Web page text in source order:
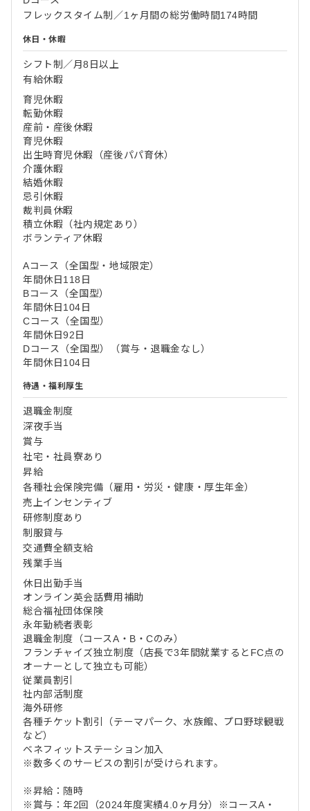
フレックスタイム制／1ヶ月間の総労働時間174時間
休日・休暇
シフト制／月8日以上
有給休暇
育児休暇
転勤休暇
産前・産後休暇
育児休暇
出生時育児休暇（産後パパ育休）
介護休暇
結婚休暇
忌引休暇
裁判員休暇
積立休暇（社内規定あり）
ボランティア休暇
Aコース（全国型・地域限定）
年間休日118日
Bコース（全国型）
年間休日104日
Cコース（全国型）
年間休日92日
Dコース（全国型）（賞与・退職金なし）
年間休日104日
待遇・福利厚生
退職金制度
深夜手当
賞与
社宅・社員寮あり
昇給
各種社会保険完備（雇用・労災・健康・厚生年金）
売上インセンティブ
研修制度あり
制服貸与
交通費全額支給
残業手当
休日出勤手当
オンライン英会話費用補助
総合福祉団体保険
永年勤続者表彰
退職金制度（コースA・B・Cのみ）
フランチャイズ独立制度（店長で3年間就業するとFC点の
オーナーとして独立も可能）
従業員割引
社内部活制度
海外研修
各種チケット割引（テーマパーク、水族館、プロ野球観戦
など）
ベネフィットステーション加入
※数多くのサービスの割引が受けられます。
※昇給：随時
※賞与：年2回（2024年度実績4.0ヶ月分）※コースA・